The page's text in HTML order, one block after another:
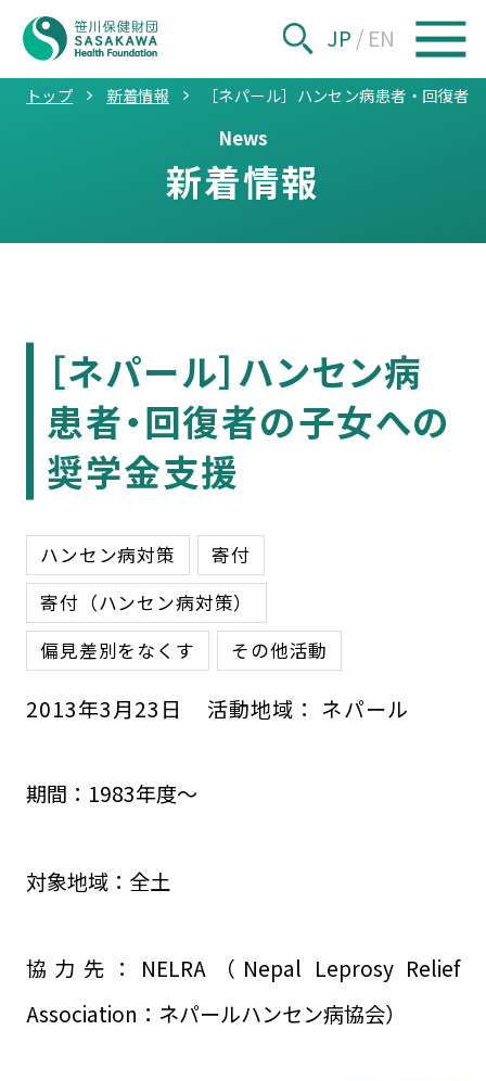
JP / EN
トップ 新着情報 ［ネパール］ハンセン病患者・回復者
News
新着情報
［ネパール］ハンセン病
患者・回復者の子女への
奨学金支援
ハンセン病対策
寄付
寄付（ハンセン病対策）
偏見差別をなくす
その他活動
2013年3月23 日 活動地域： ネパール
期間：1983年度～
対象地域：全土
協力先：NELRA（Nepal Leprosy Relief
Association：ネパールハンセン病協会）